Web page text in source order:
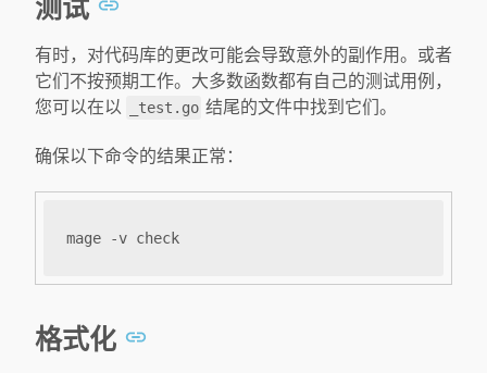
测试
有时，对代码库的更改可能会导致意外的副作用。或者
它们不按预期工作。大多数函数都有自己的测试用例，
您可以在以
_test.go 结尾的文件中找到它们。
确保以下命令的结果正常：
格式化